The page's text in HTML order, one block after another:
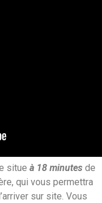
situe à 18 minutes de
qui vous permettra
sur site. Vous